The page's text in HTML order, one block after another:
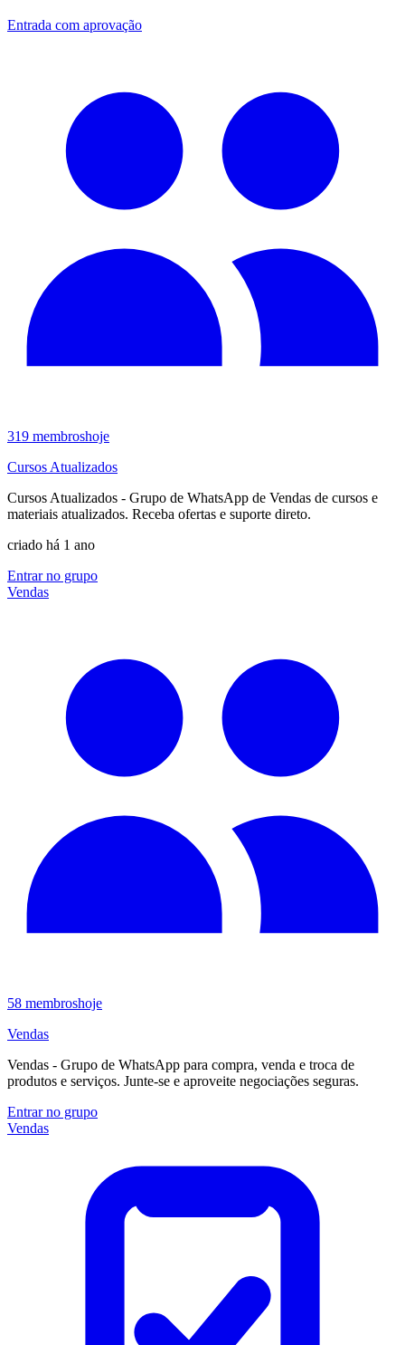
Entrada com aprovação
319 membroshoje
Cursos Atualizados
Cursos Atualizados - Grupo de WhatsApp de Vendas de cursos e
materiais atualizados. Receba ofertas e suporte direto.
criado há 1 ano
Entrar no grupo
Vendas
58 membroshoje
Vendas
Vendas - Grupo de WhatsApp para compra, venda e troca de
produtos e serviços. Junte-se e aproveite negociações seguras.
Entrar no grupo
Vendas